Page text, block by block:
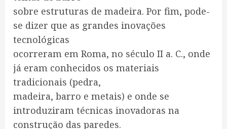
sobre estruturas de madeira. Por fim, pode-
se dizer que as grandes inovações
tecnológicas
ocorreram em Roma, no século II a. C., onde
já eram conhecidos os materiais
tradicionais (pedra,
madeira, barro e metais) e onde se
introduziram técnicas inovadoras na
construção das paredes.